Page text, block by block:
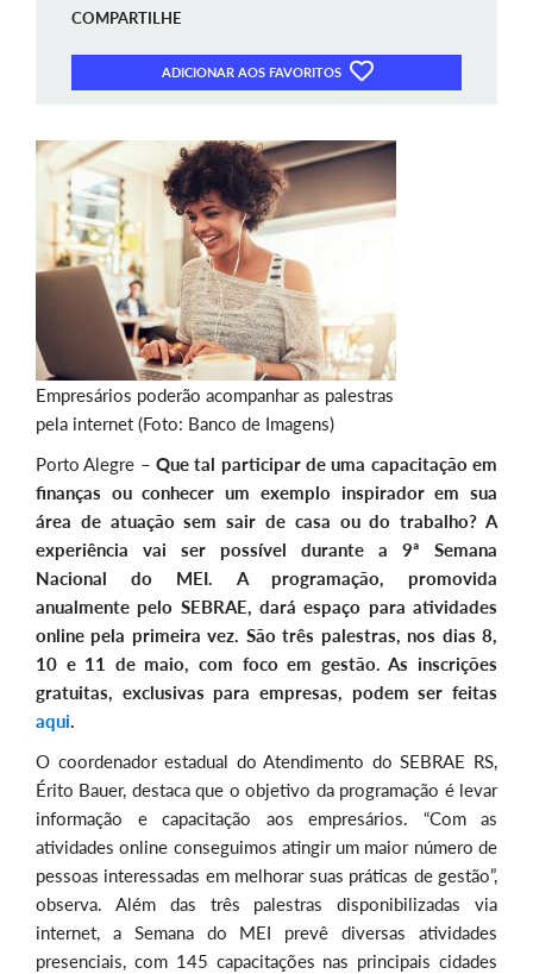
COMPARTILHE
ADICIONAR AOS FAVORITOS
Empresários poderão acompanhar as palestras
pela internet (Foto: Banco de Imagens)
Porto Alegre – Que tal participar de uma capacitação em
finanças ou conhecer um exemplo inspirador em sua
área de atuação sem sair de casa ou do trabalho? A
experiência vai ser possível durante a 9ª Semana
Nacional do MEI. A programação, promovida
anualmente pelo SEBRAE, dará espaço para atividades
online pela primeira vez. São três palestras, nos dias 8,
10 e 11 de maio, com foco em gestão. As inscrições
gratuitas, exclusivas para empresas, podem ser feitas
aqui.
O coordenador estadual do Atendimento do SEBRAE RS,
Érito Bauer, destaca que o objetivo da programação é levar
informação e capacitação aos empresários. “Com as
atividades online conseguimos atingir um maior número de
pessoas interessadas em melhorar suas práticas de gestão”,
observa. Além das três palestras disponibilizadas via
internet, a Semana do MEI prevê diversas atividades
presenciais, com 145 capacitações nas principais cidades